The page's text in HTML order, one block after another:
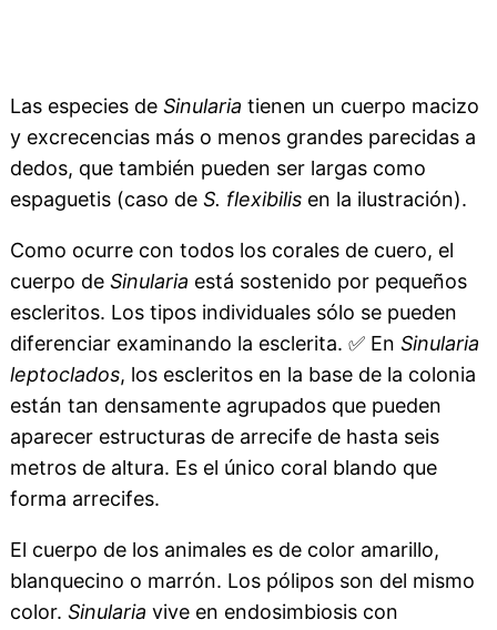
Las especies de Sinularia tienen un cuerpo macizo
y excrecencias más o menos grandes parecidas a
dedos, que también pueden ser largas como
espaguetis (caso de S. flexibilisen la ilustración).
Como ocurre con todos los corales de cuero, el
cuerpo de Sinularia está sostenido por pequeños
escleritos. Los tipos individuales sólo se pueden
diferenciar examinando la esclerita. ✅En Sinularia
leptoclados, los escleritos en la base de la colonia
están tan densamente agrupados que pueden
aparecer estructuras de arrecife de hasta seis
metros de altura. Es el único coral blando que
forma arrecifes.
El cuerpo de los animales es de color amarillo,
blanquecino o marrón. Los pólipos son del mismo
color. Sinularia vive en endosimbiosis con